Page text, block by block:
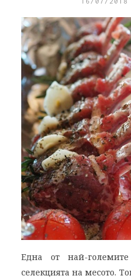
Една от най-
селекцията на месото.